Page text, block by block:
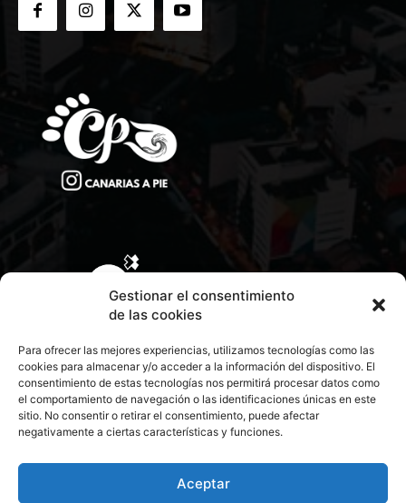
Gestionar el consentimiento
de las cookies
Para ofrecer las mejores experiencias, utilizamos tecnologías como las
cookies para almacenar y/o acceder a la información del dispositivo. El
consentimiento de estas tecnologías nos permitirá procesar datos como
el comportamiento de navegación o las identificaciones únicas en este
sitio. No consentir o retirar el consentimiento, puede afectar
negativamente a ciertas características y funciones.
Aceptar
CONTACTA CON NOSOTROS